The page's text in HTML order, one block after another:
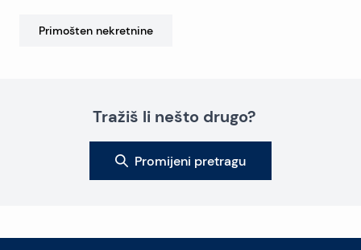
Primošten nekretnine
Tražiš li nešto drugo?
Promijeni pretragu